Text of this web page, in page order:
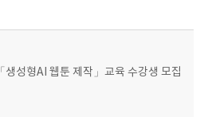
성형AI 웹툰 제작」교육 수강생 모집